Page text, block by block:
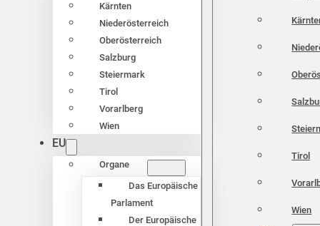
Kärnten
Niederösterreich
Oberösterreich
Salzburg
Steiermark
Tirol
Vorarlberg
Wien
EU
Organe
Das Europäische
Parlament
Der Europäische
Tirol
Wien